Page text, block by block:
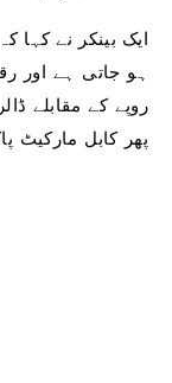
ایک بینکر نے کہا
ہو جاتی ہے اور
روپے کے مقابلے
پھر کابل مارکیٹ